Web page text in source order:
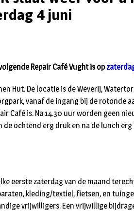
4 juni
volgende Repair Café Vught is op
Hut. De locatie is de Weverij,
vanaf de ingang bij de rotonde
Café is. Na 14.30 uur worden geen
ochtend erg druk en na de lunch
eerste zaterdag van de maand
kleding/textiel, fietsen, en
vrijwilligers. Een vrijwillige